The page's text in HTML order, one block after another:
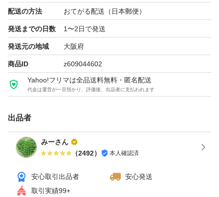
3個お買い上げ→200円引き
4個お買い上げ→300円引き
になります。
在庫が有れば、出品している商品での組み合わせは自由で
す。
は変更できませんので、ご注意下さい)
なお、仕事等でお返事遅くなるかも知れませんが、必ず返
信しますのでご安心下さいませ。
配送の方法 おてがる配送（日本郵便）
発送までの日数 1〜2日で発送
発送元の地域 大阪府
商品ID z609044602
Yahoo!フリマは全品送料無料・匿名配送
代金は運営が一旦預かり、評価後、出品者に支払われます
出品者
みーさん
（2492） 本人確認済
安心取引出品者
安心発送
取引実績99+